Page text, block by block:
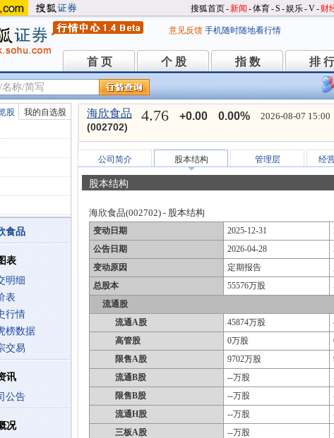
搜狐首页-新闻 -体育-S -娱乐-V- 财
意见反馈 手机随时随地看行情
首 页
首 页 个 股
个 股 指 数
指 数 排
排 行
股 我的自选股
食品
表
明细
表
行情
榜数据
交易
讯
公告
况
海欣食品
(002702)
4.76 +0.00 0.00% 2026-08-07 15:00
公司简介 股本结构 管理层 经
股本结构
海欣食品(002702) - 股本结构
变动日期 2025-12-31
公告日期
2026-04-28
变动原因
定期报告
总股本
55576万股
流通股
流通A股
45874万股
高管股
0万股
限售A股
9702万股
流通B股
--万股
限售B股
--万股
流通H股
--万股
三板A股
--万股